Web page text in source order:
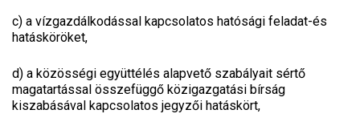
c) a vízgazdálkodással kapcsolatos hatósági feladat-és
hatásköröket,
d) a közösségi együttélés alapvető szabályait sértő
magatartással összefüggő közigazgatási bírság
kiszabásával kapcsolatos jegyzői hatáskört,